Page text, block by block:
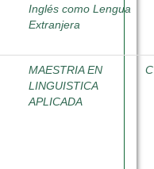
Inglés como Lengua
Extranjera
MAESTRIA EN
LINGUISTICA
APLICADA